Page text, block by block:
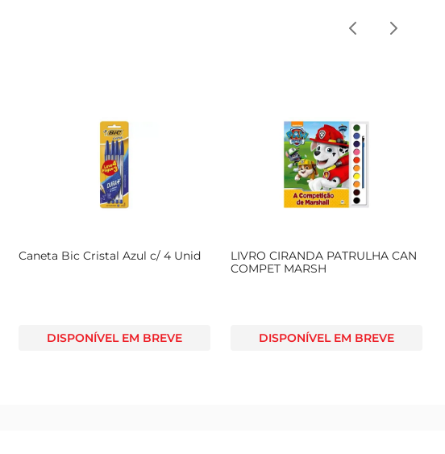
Caneta Bic Cristal Azul c/ 4 Unid
DISPONÍVEL EM BREVE
LIVRO CIRANDA PATRULHA CAN
COMPET MARSH
DISPONÍVEL EM BREVE